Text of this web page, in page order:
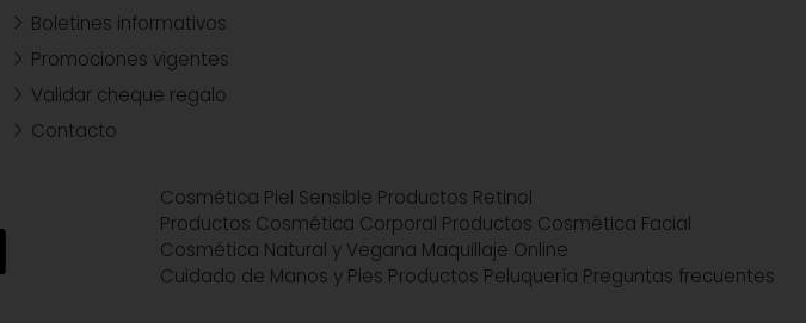
Boletines informativos
Promociones vigentes
Validar cheque regalo
Contacto
Cosmética Piel Sensible Productos Retinol
Productos Cosmética Corporal Productos Cosmética Facial
Cosmética Natural y Vegana Maquillaje Online
Cuidado de Manos y Pies Productos Peluquería Preguntas frecuentes